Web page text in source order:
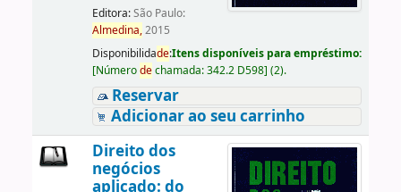
Editora:São Paulo:
Almedina,2015
Disponibilidade:Itens disponíveis para empréstimo:
[Númerodechamada:342.2 D598] (2).
Reservar
Adicionar ao seu carrinho
Direito dos
negócios
aplicado: do